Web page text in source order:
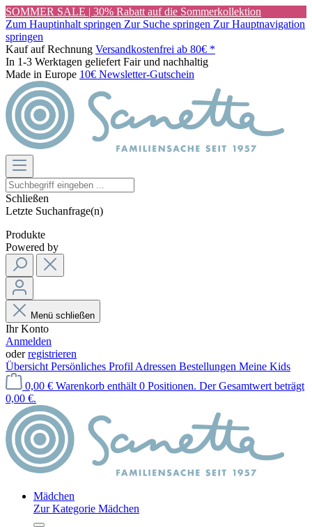
SOMMER SALE | 30% Rabatt auf die Sommerkollektion
Zum Hauptinhalt springen Zur Suche springen Zur Hauptnavigation
springen
Kauf auf Rechnung Versandkostenfrei ab 80€ *
In 1-3 Werktagen geliefert Fair und nachhaltig
Made in Europe 10€ Newsletter-Gutschein
Schließen
Letzte Suchanfrage(n)
Produkte
Powered by
Menü schließen
Ihr Konto
Anmelden
oderregistrieren
Übersicht Persönliches Profil Adressen Bestellungen Meine Kids
0,00 € Warenkorb enthält 0 Positionen. Der Gesamtwert beträgt
0,00 €.
Mädchen
Zur Kategorie Mädchen